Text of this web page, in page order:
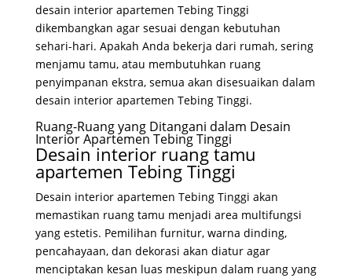
desain interior apartemen Tebing Tinggi
dikembangkan agar sesuai dengan kebutuhan
sehari-hari. Apakah Anda bekerja dari rumah, sering
menjamu tamu, atau membutuhkan ruang
penyimpanan ekstra, semua akan disesuaikan dalam
desain interior apartemen Tebing Tinggi.
Ruang-Ruang yang Ditangani dalam Desain
Interior Apartemen Tebing Tinggi
Desain interior ruang tamu
apartemen Tebing Tinggi
Desain interior apartemen Tebing Tinggi akan
memastikan ruang tamu menjadi area multifungsi
yang estetis. Pemilihan furnitur, warna dinding,
pencahayaan, dan dekorasi akan diatur agar
menciptakan kesan luas meskipun dalam ruang yang